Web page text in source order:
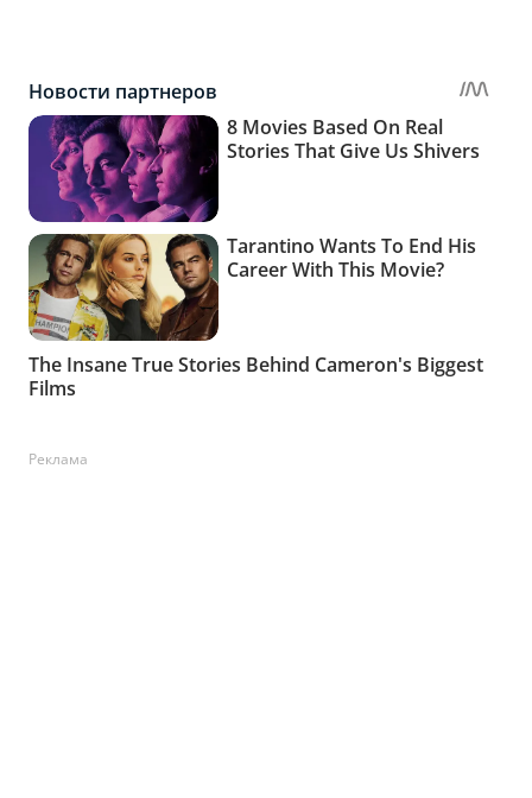
Реклама